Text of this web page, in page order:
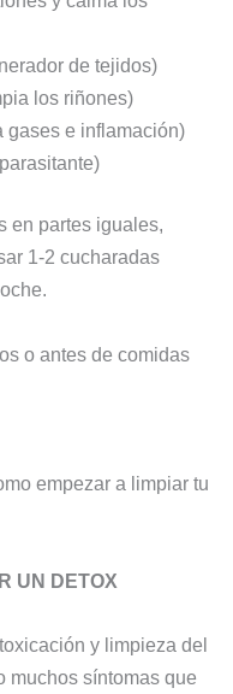
de tejidos)
los riñones)
gases e inflamación)
en partes iguales,
1-2 cucharadas
o antes de comidas
empezar a limpiar tu
UN DETOX
y limpieza del
muchos síntomas que